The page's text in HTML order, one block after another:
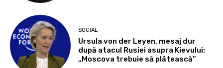
SOCIAL
Ursula von der Leyen, mesaj dur
după atacul Rusiei asupra Kievului:
„Moscova trebuie să plătească”